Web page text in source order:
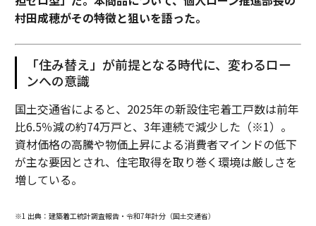
村田成穂がその特徴と狙いを語った。
「住み替え」が前提となる時代に、変わるロー
ンへの意識
国土交通省によると、2025年の新設住宅着工戸数は前年
比6.5％減の約74万戸と、3年連続で減少した（※1）。
資材価格の高騰や物価上昇による消費者マインドの低下
が主な要因とされ、住宅取得を取り巻く環境は厳しさを
増している。
※1 出典：建築着工統計調査報告・令和7年計分（国土交通省）